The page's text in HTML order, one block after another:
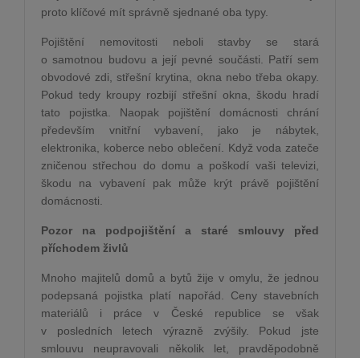
proto klíčové mít správně sjednané oba typy.
Pojištění nemovitosti neboli stavby se stará
o samotnou budovu a její pevné součásti. Patří sem
obvodové zdi, střešní krytina, okna nebo třeba okapy.
Pokud tedy kroupy rozbijí střešní okna, škodu hradí
tato pojistka. Naopak pojištění domácnosti chrání
především vnitřní vybavení, jako je nábytek,
elektronika, koberce nebo oblečení. Když voda zateče
zničenou střechou do domu a poškodí vaši televizi,
škodu na vybavení pak může krýt právě pojištění
domácnosti.
Pozor na podpojištění a staré smlouvy před
příchodem živlů
Mnoho majitelů domů a bytů žije v omylu, že jednou
podepsaná pojistka platí napořád. Ceny stavebních
materiálů i práce v České republice se však
v posledních letech výrazně zvýšily. Pokud jste
smlouvu neupravovali několik let, pravděpodobně